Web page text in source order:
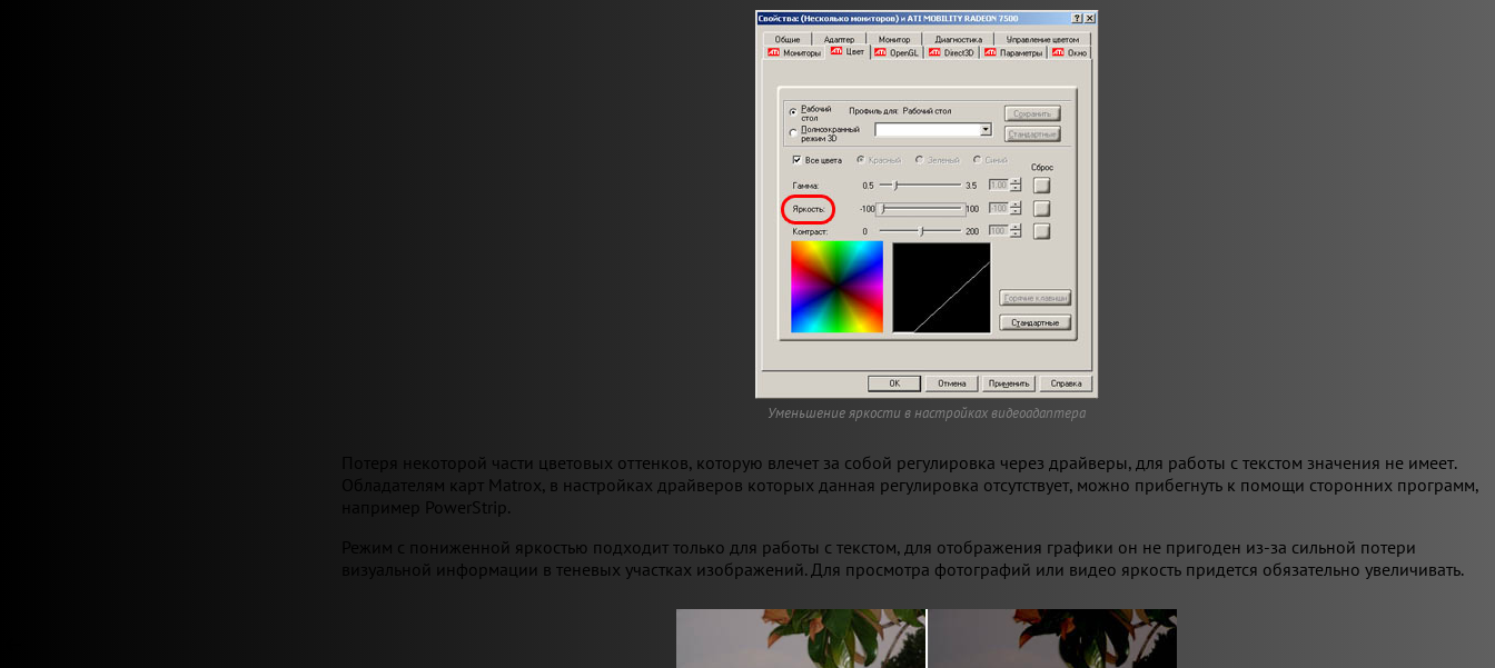
Уменьшение яркости в настройках видеоадаптера
Потеря некоторой части цветовых оттенков, которую влечет за собой регулировка через драйверы, для работы с текстом значения не имеет.
Обладателям карт Matrox, в настройках драйверов которых данная регулировка отсутствует, можно прибегнуть к помощи сторонних программ,
например PowerStrip.
Режим с пониженной яркостью подходит только для работы с текстом, для отображения графики он не пригоден из-за сильной потери
визуальной информации в теневых участках изображений. Для просмотра фотографий или видео яркость придется обязательно увеличивать.